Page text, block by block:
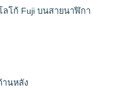
ลโก้ Fuji บนสายนาฬิกา
านหลัง